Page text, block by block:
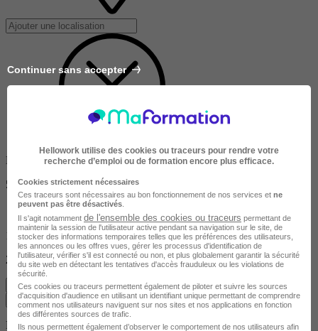
Dans un rayon de
50km
10km
200km
Effacer
Valider
Durée de la formation
Continuer sans accepter
Hellowork utilise des cookies ou traceurs pour rendre votre
recherche d’emploi ou de formation encore plus efficace.
Cookies strictement nécessaires
Ces traceurs sont nécessaires au bon fonctionnement de nos services et ne
peuvent pas être désactivés
Il s'agit notamment de l'ensemble des cookies ou traceurs permettant de
maintenir la session de l'utilisateur active pendant sa navigation sur le site, de
stocker des informations temporaires telles que les préférences des utilisateurs,
les annonces ou les offres vues, gérer les processus d'identification de
l'utilisateur, vérifier s'il est connecté ou non, et plus globalement garantir la sécurité
du site web en détectant les tentatives d'accès frauduleux ou les violations de
sécurité.
Ces cookies ou traceurs permettent également de piloter et suivre les sources
d'acquisition d'audience en utilisant un identifiant unique permettant de comprendre
comment nos utilisateurs naviguent sur nos sites et nos applications en fonction
des différentes sources de trafic.
Ils nous permettent également d’observer le comportement de nos utilisateurs afin